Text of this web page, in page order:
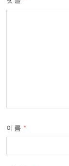
이름 *